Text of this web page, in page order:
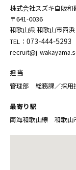
株式会社スズキ自販和
〒641-0036
和歌山県 和歌山市西浜
TEL： 073-444-5293
recruit@j-
担当
管理部 総務課／採
最寄り駅
南海和歌山線 和歌山